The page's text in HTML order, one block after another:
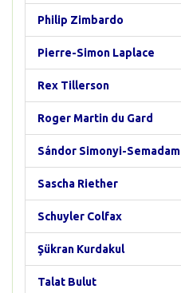
Philip Zimbardo
Pierre-Simon Laplace
Rex Tillerson
Roger Martin du Gard
Sándor Simonyi-Semadam
Sascha Riether
Schuyler Colfax
Şükran Kurdakul
Talat Bulut